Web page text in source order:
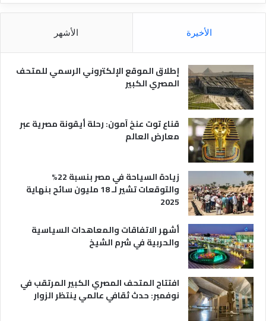
ا
ل
ر
ة
ق
و
الأخيرة الأشهر
إطلاق الموقع الإلكتروني الرسمي للمتحف
المصري الكبير
قناع توت عنخ آمون: رحلة أيقونة مصرية عبر
معارض العالم
زيادة السياحة في مصر بنسبة 22%
والتوقعات تشير لـ 18 مليون سائح بنهاية
2025
أشهر الاتفاقات والمعاهدات السياسية
والحربية في شرم الشيخ
افتتاح المتحف المصري الكبير المرتقب في
نوفمبر: حدث ثقافي عالمي ينتظر الزوار